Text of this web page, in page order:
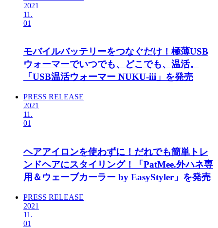
2021
11.
01
モバイルバッテリーをつなぐだけ！極薄USB
ウォーマーでいつでも、どこでも、温活。
「USB温活ウォーマー NUKU-iii」を発売
PRESS RELEASE
2021
11.
01
ヘアアイロンを使わずに！だれでも簡単トレ
ンドヘアにスタイリング！「PatMee.外ハネ専
用＆ウェーブカーラー by EasyStyler」を発売
PRESS RELEASE
2021
11.
01